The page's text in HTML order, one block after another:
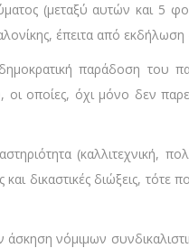
(μεταξύ αυτών και 5
έπειτα από εκδήλωση
παράδοση του
όχι μόνο δεν
(καλλιτεχνική,
δικαστικές διώξεις,
νόμιμων